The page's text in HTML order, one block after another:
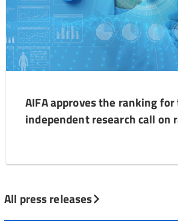
AIFA approves the ranking
independent research call on
All press releases